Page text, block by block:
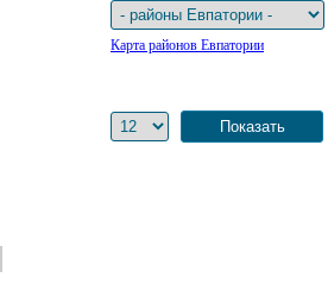
Карта районов Евпатории